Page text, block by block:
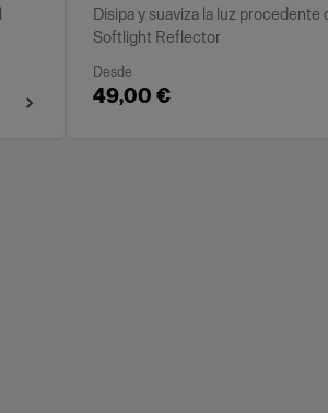
Disipa y suaviza la luz procedente
Softlight Reflector
Desde
49,00 €